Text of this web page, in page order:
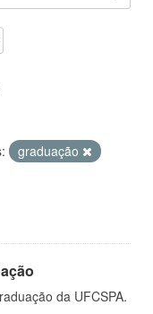
graduação
da UFCSPA.